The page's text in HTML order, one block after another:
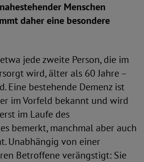
Menschen
daher eine besondere
jede zweite Person, die im
wird, älter als 60 Jahre –
Eine bestehende Demenz ist
im Vorfeld bekannt und wird
im Laufe des
bemerkt, manchmal aber auch
Unabhängig von einer
Betroffene verängstigt: Sie